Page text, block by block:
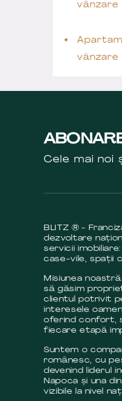
vânzare
vânzare
Cele mai noi
BLITZ ® -
dezvoltare
servicii
case-vile, spații
Misiunea
să găsim
clientul potrivit
interesele
oferind confort,
fiecare etapă
Suntem o
românesc, cu
devenind liderul
Napoca și una
vizibile la nivel